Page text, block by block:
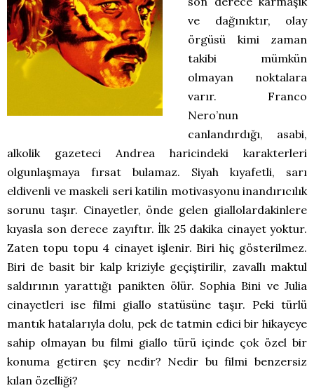
ve dağınıktır, olay
örgüsü kimi zaman
takibi mümkün
olmayan noktalara
varır. Franco
Nero’nun
canlandırdığı, asabi,
alkolik gazeteci Andrea haricindeki karakterleri
olgunlaşmaya fırsat bulamaz. Siyah kıyafetli, sarı
eldivenli ve maskeli seri katilin motivasyonu inandırıcılık
sorunu taşır. Cinayetler, önde gelen giallolardakinlere
kıyasla son derece zayıftır. İlk 25 dakika cinayet yoktur.
Zaten topu topu 4 cinayet işlenir. Biri hiç gösterilmez.
Biri de basit bir kalp kriziyle geçiştirilir, zavallı maktul
saldırının yarattığı panikten ölür. Sophia Bini ve Julia
cinayetleri ise filmi giallo statüsüne taşır. Peki türlü
mantık hatalarıyla dolu, pek de tatmin edici bir hikayeye
sahip olmayan bu filmi giallo türü içinde çok özel bir
konuma getiren şey nedir? Nedir bu filmi benzersiz
kılan özelliği?